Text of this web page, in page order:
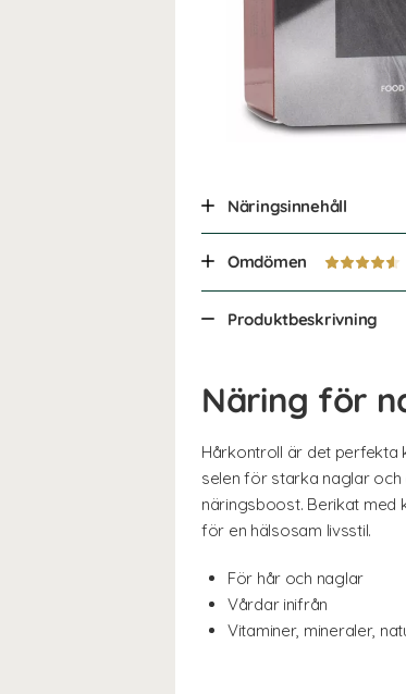
Näringsinnehåll
Omdömen
Produktbeskrivning
Näring för
Hårkontroll är det perfekta
selen för starka naglar
näringsboost. Berikat med
för en hälsosam livsstil.
För hår och naglar
Vårdar inifrån
Vitaminer, mineraler,